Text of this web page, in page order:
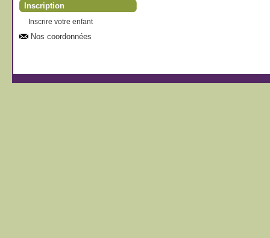
Inscription
Inscrire votre enfant
Nos coordonnées